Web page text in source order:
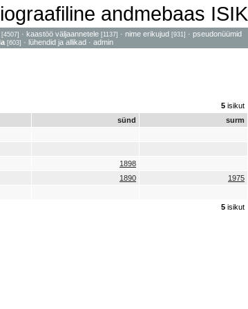
andmebaas ISIK
[4507] · kaastöö väljaannetele [1137] · nime erikujud [931] · pseudonüümid
[603] · lühendid ja allikad · admin
5 isikut
sünd
surm
1898
1890
1975
5 isikut